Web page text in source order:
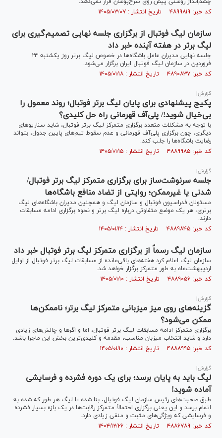
کد خبر: ۴۸۹۹۸۱۹ تاریخ انتشار : ۱۴۰۵/۰۳/۰۷
سازمان لیگ فوتبال از برگزاری جلسه نهایی تصمیم‌گیری برای
لیگ برتر در هفته آینده خبر داد
جلسه نهایی مدیران عامل باشگاه‌ها در خصوص لیگ برتر روز یکشنبه ۲۳
فروردین در سازمان لیگ فوتبال ایران برگزار می‌شود.
کد خبر: ۴۸۹۰۸۳۷ تاریخ انتشار : ۱۴۰۵/۰۱/۱۸
گزارش|
پکیج پیشنهادی برای پایان لیگ برتر فوتبال؛ روند معمول را
بی‌خیال شوید!/ پلی‌آف قهرمانی راه حل کلیدی؟
با توجه به مشکلات متعدد برگزاری متمرکز لیگ برتر فوتبال، شاید سناریو‌های
دیگری، چون برگزاری پلی‌آف قهرمانی و عدم سقوط تیم‌های پایین جدول، بتواند
رضایت باشگاه‌ها را جلب کند.
کد خبر: ۴۸۸۹۹۸۵ تاریخ انتشار : ۱۴۰۵/۰۱/۱۵
گزارش|
جلسه سرنوشت‌ساز برای برگزاری متمرکز لیگ برتر فوتبال/
شدنی یا غیرممکن؛ روایتی از تضاد منافع باشگاه‌ها
مسئولان فدراسیون فوتبال و سازمان لیگ و همچنین مدیران باشگاه‌های لیگ
برتری، هر یک موضع متفاوتی درباره لیگ برتر و نحوه برگزاری ادامه مسابقات
دارند.
کد خبر: ۴۸۸۹۸۴۵ تاریخ انتشار : ۱۴۰۵/۰۱/۱۴
سازمان لیگ رسماً از برگزاری متمرکز لیگ برتر فوتبال خبر داد
سازمان لیگ اعلام کرد هفته‌های باقی‌مانده از مسابقات لیگ برتر فوتبال از اوایل
اردیبهشت‌ماه به طور متمرکز برگزار خواهد شد.
کد خبر: ۴۸۸۹۰۵۶ تاریخ انتشار : ۱۴۰۵/۰۱/۱۰
گزارش|
گزینه‌های روی میز میزبانی متمرکز لیگ برتر؛ ناممکن‌ها
ممکن می‌شود؟
برگزاری متمرکز ادامه مسابقات لیگ برتر فوتبال، اما و اگر‌ها و چالش‌های زیادی
دارد و شاید انتخاب میزبان مناسب، مقدمه و کلیدی‌ترین بخش این ماجرا باشد.
کد خبر: ۴۸۸۸۹۹۵ تاریخ انتشار : ۱۴۰۵/۰۱/۱۰
گزارش|
لیگ باید به پایان برسد؛ برای یک دوره فشرده و فرسایشی
آماده شوید!
طبق صحبت‌های رئیس سازمان لیگ فوتبال، بنا شده تا لیگ هر طور که شده به
اتمام برسد و این یعنی برگزاری احتمالاً متمرکز رقابت‌ها در یک بازه بسیار فشرده
و فرسایشی که ویژگی‌های مثبت و منفی زیادی دارد.
کد خبر: ۴۸۸۶۷۸۹ تاریخ انتشار : ۱۴۰۴/۱۲/۲۶